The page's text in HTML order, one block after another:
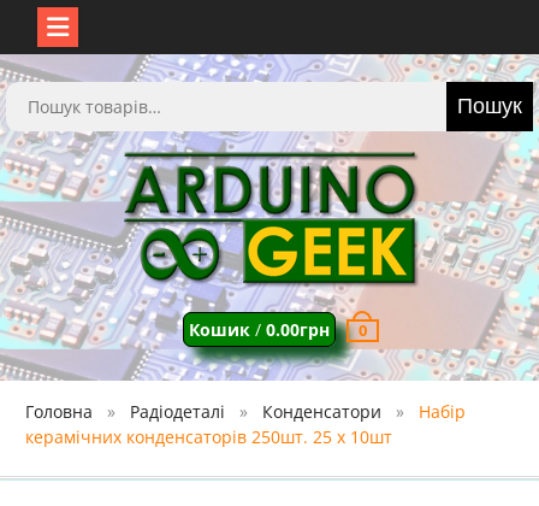
Перейти
до
вмісту
Шукати: Пошук
Кошик/ 0.00грн 0
Головна Радіодеталі Конденсатори
Набір
керамічних конденсаторів 250шт. 25 х 10шт